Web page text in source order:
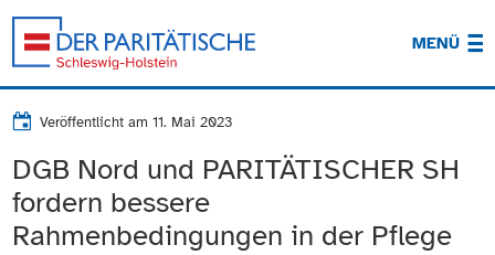
MENÜ
Veröffentlicht am11. Mai 2023
DGB Nord und PARITÄTISCHER SH
fordern bessere
Rahmenbedingungen in der Pflege